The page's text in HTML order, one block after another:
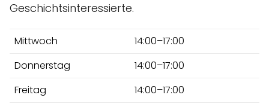
Geschichtsinteressierte.
Mittwoch
14:00–17:00
Donnerstag
14:00–17:00
Freitag
14:00–17:00